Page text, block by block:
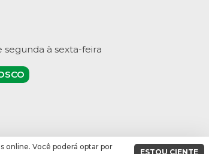
segunda à sexta-feira
online. Você poderá optar por
ESTOU CIENTE